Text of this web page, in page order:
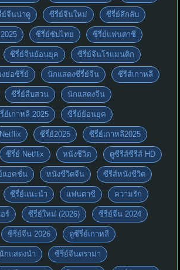
ย์จีนน่าดู ซีรี่ย์จีนใหม่ ซีรี่ย์ลึกลับ
ซีรี่ย์ซับไทย ซีรี่ย์แฟนตาซี
ซีรี่ย์จีนย้อนยุค ซีรี่ย์จีนโรแมนติก
งย่อซีรี่ย์ นักแสดงซีรี่ย์จีน ซีรีส์เกาหลี
ซีรี่ย์สืบสวน นักแสดงจีน
ย์เกาหลี 2025 ซีรี่ย์ย้อนยุค
Netflix ซีรี่ย์2025 ซีรี่ย์เกาหลี2025
ซีรี่ย์ Netflix หนังชีวิต ดูซีรีส์ซีรีส์ HD
แอคชั่น หนังชีวิตจีน ซีรีส์หนังชีวิต
ซีรี่ย์แนะนำ แฟนตาซี ความรัก
ร์ ซีรี่ย์ใหม่ (2026) ซีรี่ย์จีน 2024
ซีรี่ย์จีน 2026 ดูซีรี่ย์เกาหลี
กแสดงนำ ซีรี่ย์จีนดราม่า